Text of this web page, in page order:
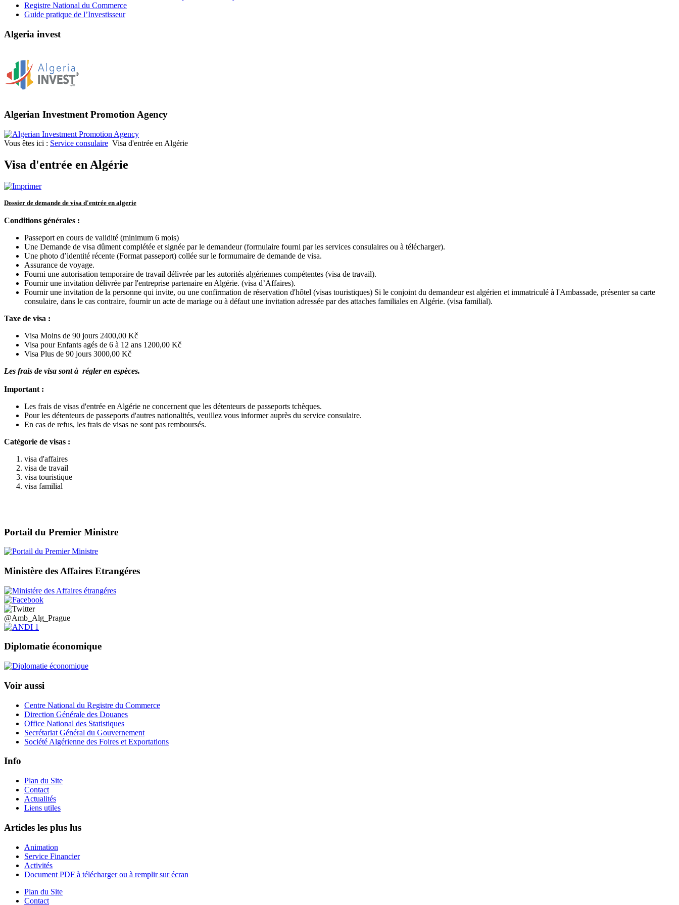
Registre National du Commerce
Guide pratique de l’Investisseur
Algeria invest
Algerian Investment Promotion Agency
Vous êtes ici : Service consulaire Visa d'entrée en Algérie
Visa d'entrée en Algérie
Dossier de demande de visa d'entrée en algerie
Conditions générales :
Passeport en cours de validité (minimum 6 mois)
Une Demande de visa dûment complétée et signée par le demandeur (formulaire fourni par les services consulaires ou à télécharger).
Une photo d’identité récente (Format passeport) collée sur le formumaire de demande de visa.
Assurance de voyage.
Fourni une autorisation temporaire de travail délivrée par les autorités algériennes compétentes (visa de travail).
Fournir une invitation délivrée par l'entreprise partenaire en Algérie. (visa d’Affaires).
Fournir une invitation de la personne qui invite, ou une confirmation de réservation d'hôtel (visas touristiques) Si le conjoint du demandeur est algérien et immatriculé à l'Ambassade, présenter sa carte
consulaire, dans le cas contraire, fournir un acte de mariage ou à défaut une invitation adressée par des attaches familiales en Algérie. (visa familial).
Taxe de visa :
Visa Moins de 90 jours 2400,00 Kč
Visa pour Enfants agés de 6 à 12 ans 1200,00 Kč
Visa Plus de 90 jours 3000,00 Kč
Les frais de visa sont à régler en espèces.
Important :
Les frais de visas d'entrée en Algérie ne concernent que les détenteurs de passeports tchèques.
Pour les détenteurs de passeports d'autres nationalités, veuillez vous informer auprès du service consulaire.
En cas de refus, les frais de visas ne sont pas remboursés.
Catégorie de visas :
visa d'affaires
visa de travail
visa touristique
visa familial
Portail du Premier Ministre
Ministère des Affaires Etrangéres
@Amb_Alg_Prague
Diplomatie économique
Voir aussi
Centre National du Registre du Commerce
Direction Générale des Douanes
Office National des Statistiques
Secrétariat Général du Gouvernement
Société Algérienne des Foires et Exportations
Info
Plan du Site
Contact
Actualités
Liens utiles
Articles les plus lus
Animation
Service Financier
Activités
Document PDF à télécharger ou à remplir sur écran
Plan du Site
Contact